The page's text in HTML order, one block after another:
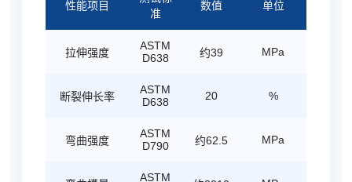
性能项目
准
数值 单位
拉伸强度
ASTM
D638
约39 MPa
断裂伸长率
ASTM
D638
20 %
弯曲强度
ASTM
D790
约62.5 MPa
ASTM